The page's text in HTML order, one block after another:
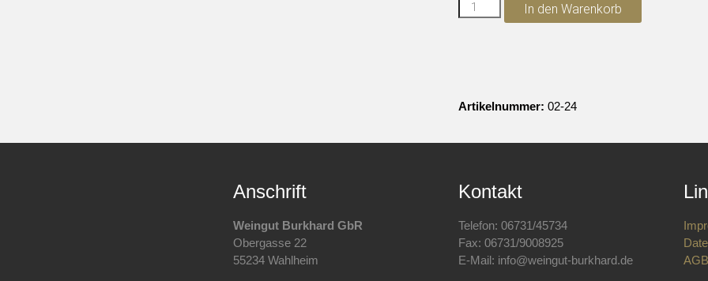
In den Warenkorb
Artikelnummer: 02-24
Anschrift
Weingut Burkhard GbR
Obergasse 22
55234 Wahlheim
Kontakt
Telefon: 06731/45734
Fax: 06731/9008925
E-Mail: info@weingut-burkhard.de
AGB